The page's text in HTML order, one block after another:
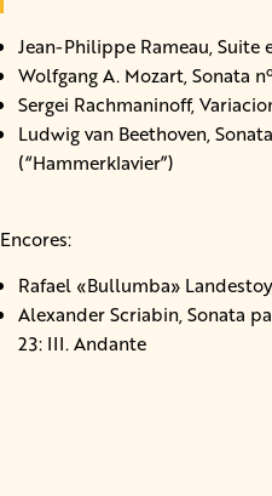
Jean-Philippe Rameau, Suite
Wolfgang A. Mozart, Sonata
Sergei Rachmaninoff,
Ludwig van Beethoven,
(“Hammerklavier”)
Encores:
Rafael «Bullumba»
Alexander Scriabin, Sonata
23: III. Andante